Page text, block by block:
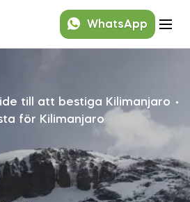
WhatsApp
till att bestiga Kilimanjaro
för Kilimanjaro